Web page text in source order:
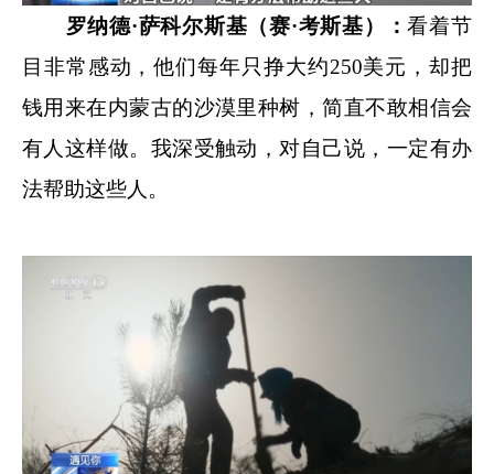
罗纳德·萨科尔斯基（赛·考斯基）：看着节
目非常感动，他们每年只挣大约250美元，却把
钱用来在内蒙古的沙漠里种树，简直不敢相信会
有人这样做。我深受触动，对自己说，一定有办
法帮助这些人。